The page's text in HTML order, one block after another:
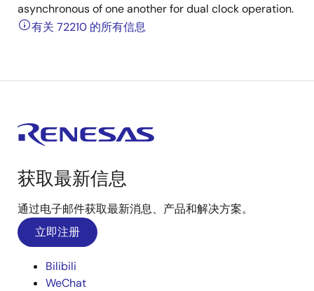
asynchronous of one another for dual clock operation.
有关 72210 的所有信息
获取最新信息
通过电子邮件获取最新消息、产品和解决方案。
立即注册
Bilibili
WeChat